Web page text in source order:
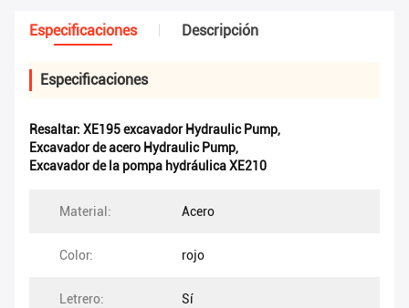
Especificaciones Descripción
Especificaciones
Resaltar: XE195 excavador Hydraulic Pump,
Excavador de acero Hydraulic Pump,
Excavador de la pompa hydráulica XE210
Material: Acero
Color: rojo
Letrero: Sí